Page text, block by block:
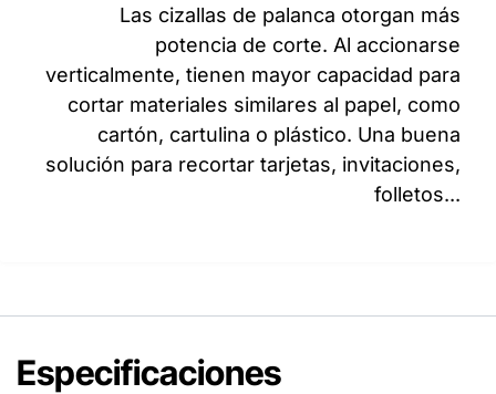
Las cizallas de palanca otorgan más
potencia de corte. Al accionarse
verticalmente, tienen mayor capacidad para
cortar materiales similares al papel, como
cartón, cartulina o plástico. Una buena
solución para recortar tarjetas, invitaciones,
folletos...
Especificaciones